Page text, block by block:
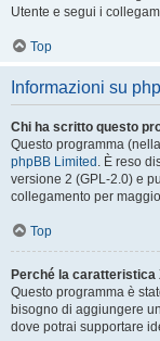
Utente e segui i
Top
Informazioni su
Chi ha scritto questo
Questo programma
phpBB Limited . È reso
versione 2 (GPL-2.0) e
collegamento per
Top
Perché la caratteristica
Questo programma è
bisogno di aggiungere
dove potrai supportare